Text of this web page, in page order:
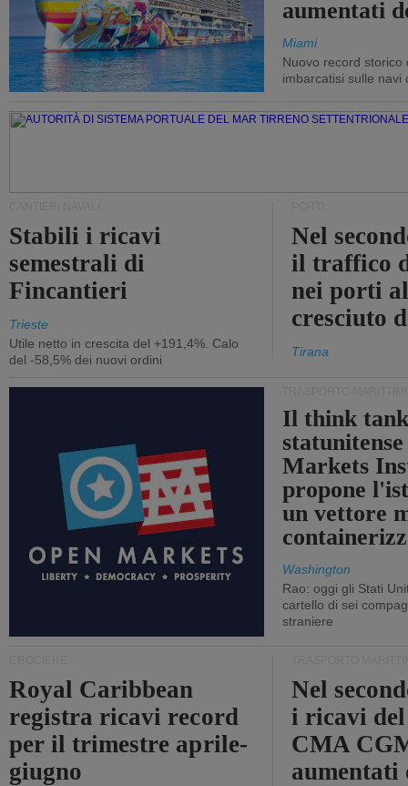
aumentati
Miami
Nuovo record storico
imbarcatisi sulle navi
Stabili i ricavi
semestrali di
Fincantieri
Trieste
Utile netto in crescita del +191,4%. Calo
del -58,5% dei nuovi ordini
Nel
il traffico
nei porti
cresciuto
Tirana
Il think
Markets
propone
un vettore
Washington
Rao: oggi gli Stati
cartello di sei
straniere
Royal Caribbean
registra ricavi record
per il trimestre aprile-
giugno
Nel
i ricavi
CMA
aumentati